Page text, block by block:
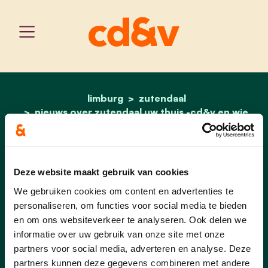
Deze website maakt gebruik van cookies
We gebruiken cookies om content en advertenties te
personaliseren, om functies voor social media te bieden
en om ons websiteverkeer te analyseren. Ook delen we
informatie over uw gebruik van onze site met onze
partners voor social media, adverteren en analyse. Deze
partners kunnen deze gegevens combineren met andere
home
limburg
zutendaal
nieuws over zutendaal uw thuis -cd&v en wie
zijn we!
activiteiten van
Activiteiten van
Zutendaal UW
Thuis - cd&v